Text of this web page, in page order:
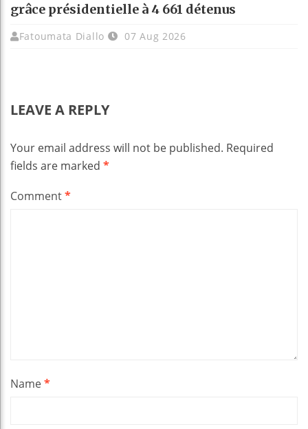
grâce présidentielle à 4 661 détenus
Fatoumata Diallo 07 Aug 2026
LEAVE A REPLY
Your email address will not be published. Required
fields are marked *
Comment*
Name*